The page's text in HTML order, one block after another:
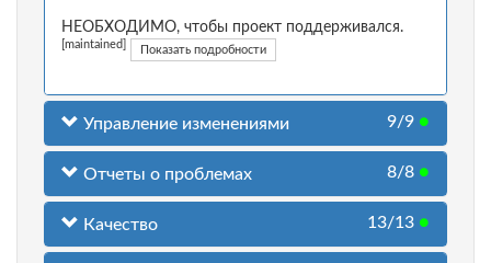
НЕОБХОДИМО, чтобы проект поддерживался.
[maintained] Показать подробности
Управление изменениями 9/9 ●
Отчеты о проблемах 8/8 ●
Качество 13/13 ●